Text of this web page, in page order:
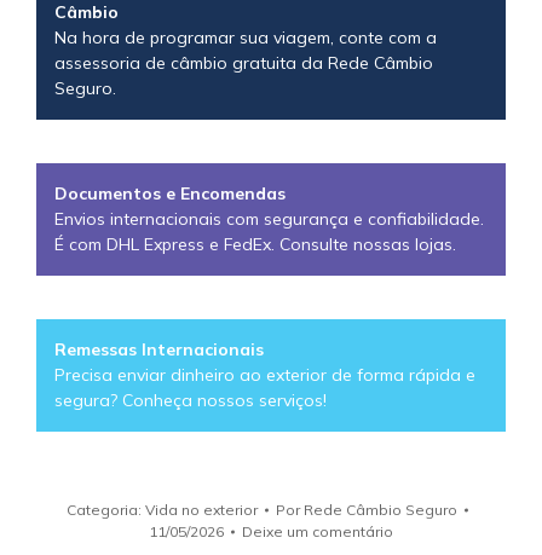
Câmbio
Na hora de programar sua viagem, conte com a
assessoria de câmbio gratuita da Rede Câmbio
Seguro.
Documentos e Encomendas
Envios internacionais com segurança e confiabilidade.
É com DHL Express e FedEx. Consulte nossas lojas.
Remessas Internacionais
Precisa enviar dinheiro ao exterior de forma rápida e
segura? Conheça nossos serviços!
Categoria: Vida no exterior Por Rede Câmbio Seguro
11/05/2026
Deixe um comentário